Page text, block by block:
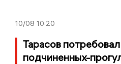
10/08 10:20
Тарасов
подчиненных-